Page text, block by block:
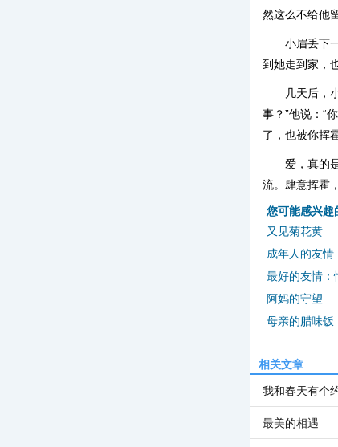
然这么不给他
小眉丢下
到她走到家，
几天后，
事？”他说：“
了，也被你挥
爱，真的
流。肆意挥霍
您可能感兴趣
又见菊花黄
成年人的友情
最好的友情：
阿妈的守望
母亲的腊味饭
相关文章
我和春天有个
最美的相遇